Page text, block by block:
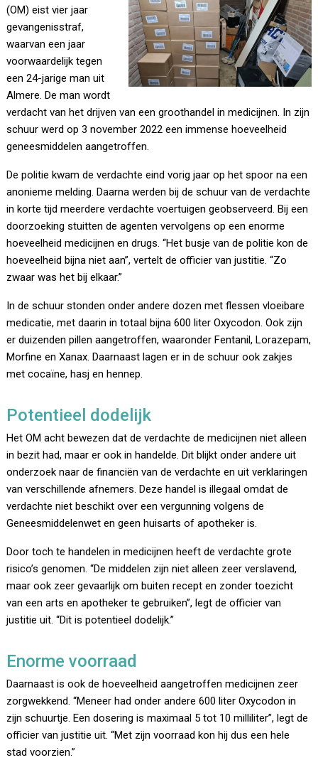
(OM) eist vier jaar
gevangenisstraf,
waarvan een jaar
voorwaardelijk tegen
een 24-jarige man uit
Almere. De man wordt
verdacht van het drijven van een groothandel in medicijnen. In zijn
schuur werd op 3 november 2022 een immense hoeveelheid
geneesmiddelen aangetroffen.
De politie kwam de verdachte eind vorig jaar op het spoor na een
anonieme melding. Daarna werden bij de schuur van de verdachte
in korte tijd meerdere verdachte voertuigen geobserveerd. Bij een
doorzoeking stuitten de agenten vervolgens op een enorme
hoeveelheid medicijnen en drugs. “Het busje van de politie kon de
hoeveelheid bijna niet aan”, vertelt de officier van justitie. “Zo
zwaar was het bij elkaar.”
In de schuur stonden onder andere dozen met flessen vloeibare
medicatie, met daarin in totaal bijna 600 liter Oxycodon. Ook zijn
er duizenden pillen aangetroffen, waaronder Fentanil, Lorazepam,
Morfine en Xanax. Daarnaast lagen er in de schuur ook zakjes
met cocaïne, hasj en hennep.
Potentieel dodelijk
Het OM acht bewezen dat de verdachte de medicijnen niet alleen
in bezit had, maar er ook in handelde. Dit blijkt onder andere uit
onderzoek naar de financiën van de verdachte en uit verklaringen
van verschillende afnemers. Deze handel is illegaal omdat de
verdachte niet beschikt over een vergunning volgens de
Geneesmiddelenwet en geen huisarts of apotheker is.
Door toch te handelen in medicijnen heeft de verdachte grote
risico’s genomen. “De middelen zijn niet alleen zeer verslavend,
maar ook zeer gevaarlijk om buiten recept en zonder toezicht
van een arts en apotheker te gebruiken”, legt de officier van
justitie uit. “Dit is potentieel dodelijk.”
Enorme voorraad
Daarnaast is ook de hoeveelheid aangetroffen medicijnen zeer
zorgwekkend. “Meneer had onder andere 600 liter Oxycodon in
zijn schuurtje. Een dosering is maximaal 5 tot 10 milliliter”, legt de
officier van justitie uit. “Met zijn voorraad kon hij dus een hele
stad voorzien.”